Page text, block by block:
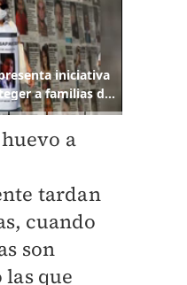
a
tardan
cuando
son
que